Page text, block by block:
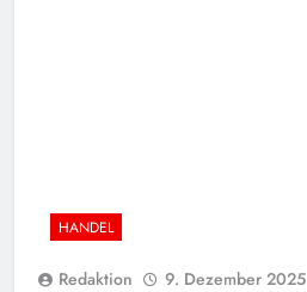
HANDEL
Redaktion 9. Dezember 2025